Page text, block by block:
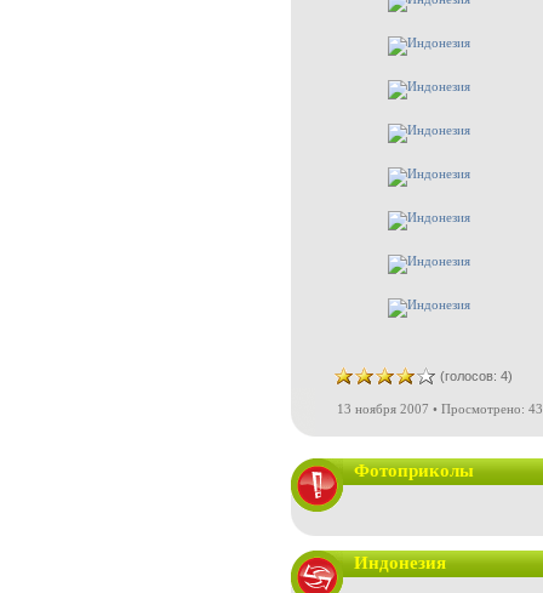
(голосов: 4)
13 ноября 2007 • Просмотрено:
Фотоприколы
Индонезия